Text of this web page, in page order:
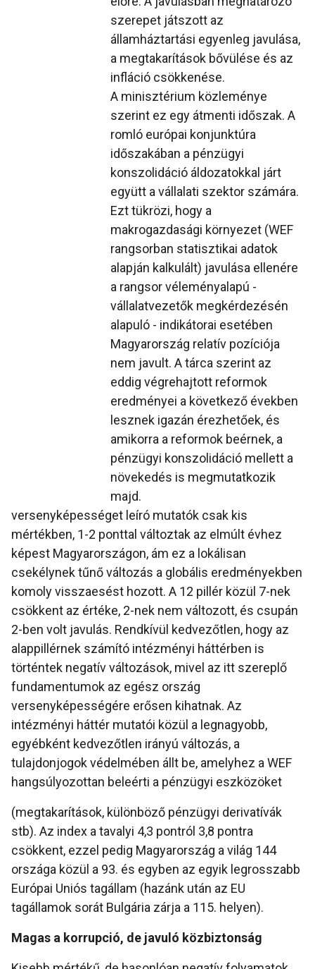
szerepet játszott az
államháztartási egyenleg javulása,
a megtakarítások bővülése és az
infláció csökkenése.
A minisztérium közleménye
szerint ez egy átmenti időszak. A
romló európai konjunktúra
időszakában a pénzügyi
konszolidáció áldozatokkal járt
együtt a vállalati szektor számára.
Ezt tükrözi, hogy a
makrogazdasági környezet (WEF
rangsorban statisztikai adatok
alapján kalkulált) javulása ellenére
a rangsor véleményalapú -
vállalatvezetők megkérdezésén
alapuló - indikátorai esetében
Magyarország relatív pozíciója
nem javult. A tárca szerint az
eddig végrehajtott reformok
eredményei a következő években
lesznek igazán érezhetőek, és
amikorra a reformok beérnek, a
pénzügyi konszolidáció mellett a
növekedés is megmutatkozik
majd.
versenyképességet leíró mutatók csak kis
mértékben, 1-2 ponttal változtak az elmúlt évhez
képest Magyarországon, ám ez a lokálisan
csekélynek tűnő változás a globális eredményekben
komoly visszaesést hozott. A 12 pillér közül 7-nek
csökkent az értéke, 2-nek nem változott, és csupán
2-ben volt javulás. Rendkívül kedvezőtlen, hogy az
alappillérnek számító intézményi háttérben is
történtek negatív változások, mivel az itt szereplő
fundamentumok az egész ország
versenyképességére erősen kihatnak. Az
intézményi háttér mutatói közül a legnagyobb,
egyébként kedvezőtlen irányú változás, a
tulajdonjogok védelmében állt be, amelyhez a WEF
hangsúlyozottan beleérti a pénzügyi eszközöket
(megtakarítások, különböző pénzügyi derivatívák
stb). Az index a tavalyi 4,3 pontról 3,8 pontra
csökkent, ezzel pedig Magyarország a világ 144
országa közül a 93. és egyben az egyik legrosszabb
Európai Uniós tagállam (hazánk után az EU
tagállamok sorát Bulgária zárja a 115. helyen).
Magas a korrupció, de javuló közbiztonság